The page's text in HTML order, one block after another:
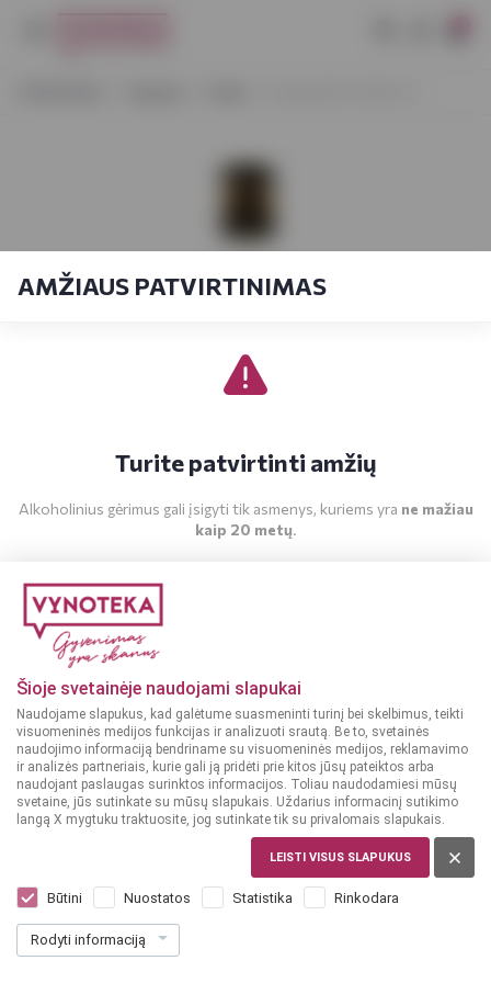
Šioje svetainėje naudojami slapukai
Naudojame slapukus, kad galėtume suasmeninti turinį bei skelbimus, teikti
visuomeninės medijos funkcijas ir analizuoti srautą. Be to, svetainės
naudojimo informaciją bendriname su visuomeninės medijos, reklamavimo
ir analizės partneriais, kurie gali ją pridėti prie kitos jūsų pateiktos arba
naudojant paslaugas surinktos informacijos. Toliau naudodamiesi mūsų
svetaine, jūs sutinkate su mūsų slapukais. Uždarius informacinį sutikimo
langą X mygtuku traktuosite, jog sutinkate tik su privalomais slapukais.
LEISTI VISUS SLAPUKUS
Būtini Nuostatos Statistika Rinkodara
Rodyti informaciją
AMŽIAUS PATVIRTINIMAS
Turite patvirtinti amžių
Alkoholinius gėrimus gali įsigyti tik asmenys, kuriems yra ne mažiau
kaip 20 metų.
Dar nėra balsų, galite įvertinti
2249€ 32.13 € / L